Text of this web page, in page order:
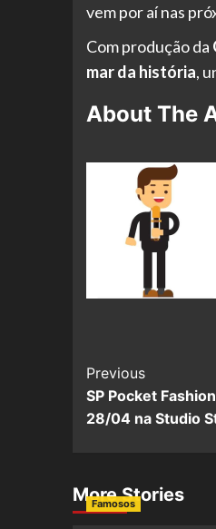
vem por aí nas
Com produção da
mar da história,
About The
Previous
SP Pocket
28/04 na Studio
More Stories
Famosos